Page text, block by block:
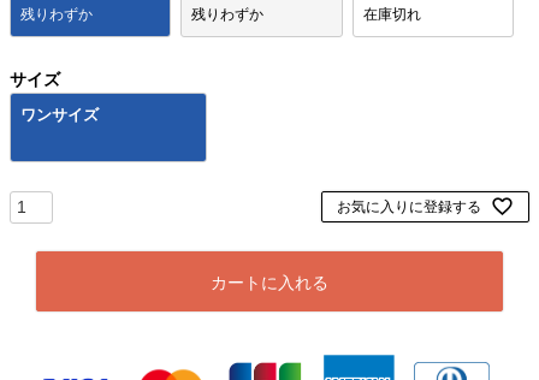
残りわずか 残りわずか 在庫切れ
サイズ
ワンサイズ
お気に入りに登録する
カートに入れる